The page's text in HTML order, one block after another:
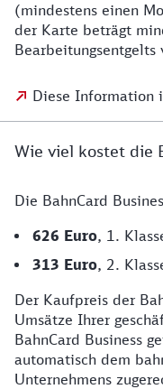
(mindestens einen
der Karte beträgt
Bearbeitungsentgelts
Diese Information
Wie viel kostet die
Die BahnCard
626 Euro, 1.
313 Euro, 2.
Der Kaufpreis der
Umsätze Ihrer
BahnCard Business
automatisch dem
Unternehmens